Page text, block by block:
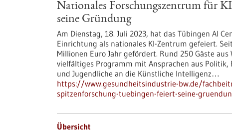
Nationales Forschungszentrum für
seine Gründung
Am Dienstag, 18. Juli 2023, hat das Tübingen AI
Einrichtung als nationales KI-Zentrum gefeiert.
Millionen Euro Jahr gefördert. Rund 250 Gäste
vielfältiges Programm mit Ansprachen aus
und Jugendliche an die Künstliche Intelligenz…
https://www.gesundheitsindustrie-bw.de/
spitzenforschung-tuebingen-feiert-seine-
Übersicht